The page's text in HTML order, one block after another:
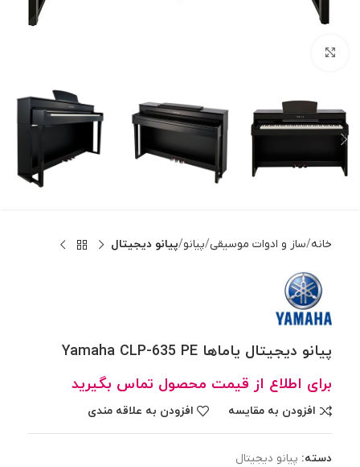
خانه ساز و ادوات موسیقی پیانو پیانو دیجیتال
پیانو دیجیتال یاماها Yamaha CLP-635 PE
برای اطلاع از قیمت محصول تماس بگیرید
افزودن به مقایسه افزودن به علاقه مندی
دسته: پیانو دیجیتال